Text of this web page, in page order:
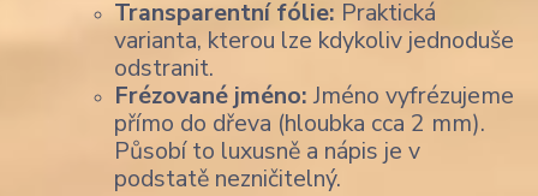
Transparentní fólie: Praktická
varianta, kterou lze kdykoliv jednoduše
odstranit.
Frézované jméno:Jméno vyfrézujeme
přímo do dřeva (hloubka cca 2 mm).
Působí to luxusně a nápis je v
podstatě nezničitelný.